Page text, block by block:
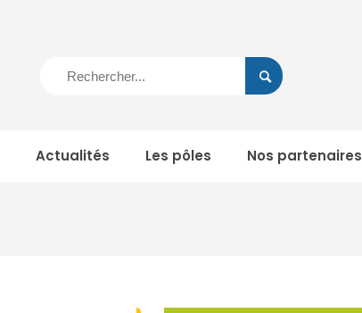
Actualités Les pôles Nos partenaires